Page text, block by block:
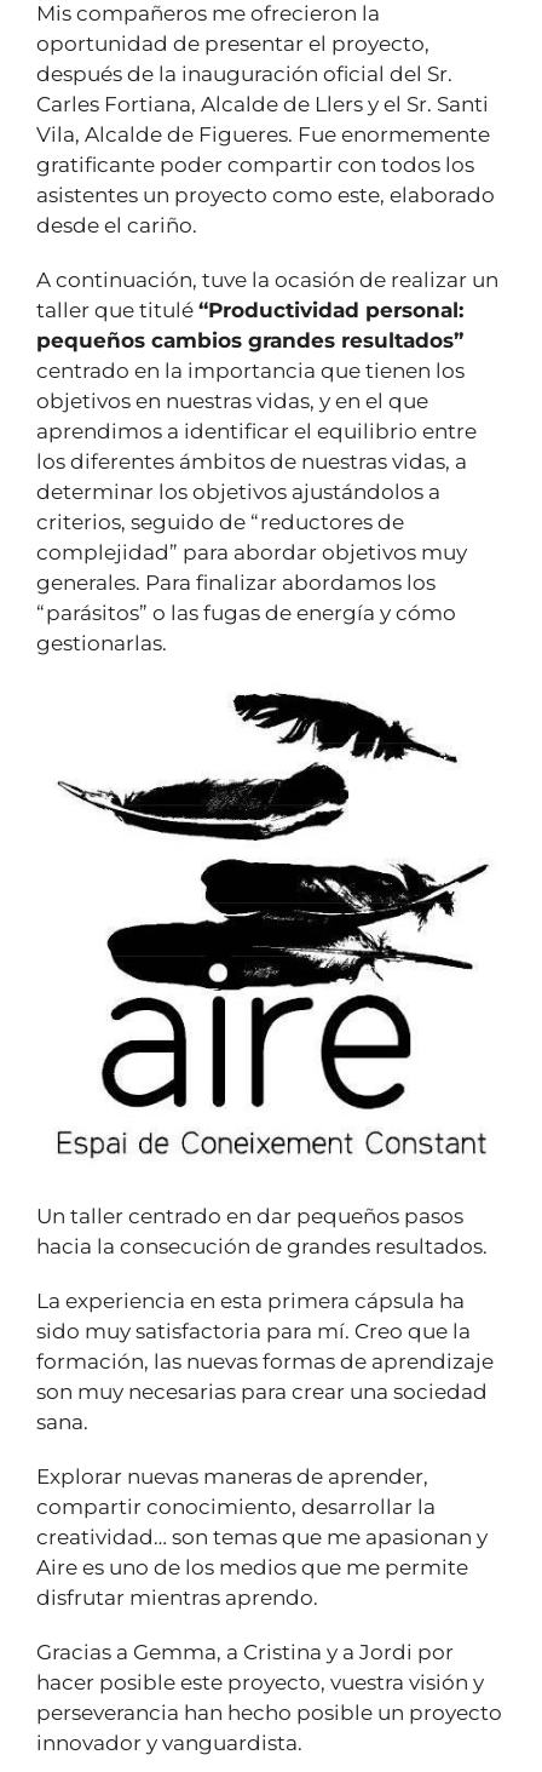
Mis compañeros me ofrecieron la
oportunidad de presentar el proyecto,
después de la inauguración oficial del Sr.
Carles Fortiana, Alcalde de Llers y el Sr. Santi
Vila, Alcalde de Figueres. Fue enormemente
gratificante poder compartir con todos los
asistentes un proyecto como este, elaborado
desde el cariño.
A continuación, tuve la ocasión de realizar un
taller que titulé “Productividad personal:
pequeños cambios grandes resultados”
centrado en la importancia que tienen los
objetivos en nuestras vidas, y en el que
aprendimos a identificar el equilibrio entre
los diferentes ámbitos de nuestras vidas, a
determinar los objetivos ajustándolos a
criterios, seguido de “reductores de
complejidad” para abordar objetivos muy
generales. Para finalizar abordamos los
“parásitos” o las fugas de energía y cómo
gestionarlas.
Un taller centrado en dar pequeños pasos
hacia la consecución de grandes resultados.
La experiencia en esta primera cápsula ha
sido muy satisfactoria para mí. Creo que la
formación, las nuevas formas de aprendizaje
son muy necesarias para crear una sociedad
sana.
Explorar nuevas maneras de aprender,
compartir conocimiento, desarrollar la
creatividad… son temas que me apasionan y
Aire es uno de los medios que me permite
disfrutar mientras aprendo.
Gracias a Gemma, a Cristina y a Jordi por
hacer posible este proyecto, vuestra visión y
perseverancia han hecho posible un proyecto
innovador y vanguardista.